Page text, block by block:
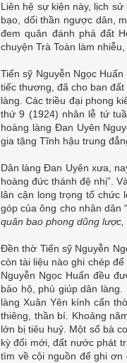
Liên hệ sự kiện này, lịch
bạo, dối thần ngược dân,
đem quân đánh phá đất
chuyện Trà Toàn làm
Tiến sỹ Nguyễn Ngọc
tiếc thương, đã cho ban
làng. Các triều đại phong
thứ 9 (1924) nhân lễ tứ
hoàng làng Đan Uyên
gia tặng Tĩnh hậu trung
Dân làng Đan Uyên xưa,
hoàng đức thánh đệ nhị”.
lân cận long trọng tổ chức
góp của ông cho nhân dân
quân bao phong dũng
Đền thờ Tiến sỹ Nguyễn
còn tài liệu nào ghi chép
Nguyễn Ngọc Huấn đều
bảo hộ, phù giúp dân
làng Xuân Yên kính cẩn
thiêng, thần bí. Khoảng
lớn bị tiêu huỷ. Một số bà
kỳ đổi mới, đất nước phát
tìm về cội nguồn để ghi